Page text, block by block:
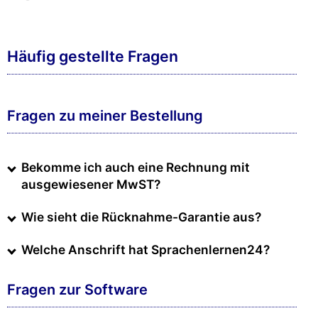
Häufig gestellte Fragen
Fragen zu meiner Bestellung
Bekomme ich auch eine Rechnung mit
ausgewiesener MwST?
Wie sieht die Rücknahme-Garantie aus?
Welche Anschrift hat Sprachenlernen24?
Fragen zur Software